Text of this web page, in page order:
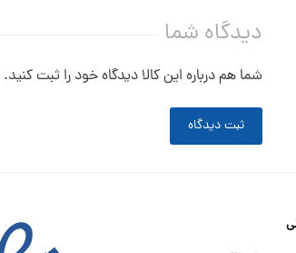
دیدگاه شما
شما هم درباره این کالا دیدگاه خود را ثبت کنید.
ثبت دیدگاه